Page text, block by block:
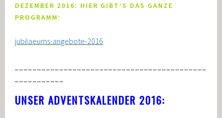
DEZEMBER 2016: HIER GIBT’S DAS GANZE
PROGRAMM:
jubilaeums-angebote-2016
UNSER ADVENTSKALENDER 2016: